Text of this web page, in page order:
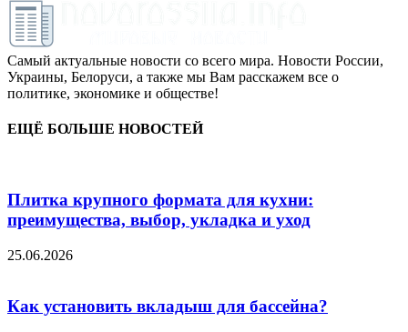
Самый актуальные новости со всего мира. Новости России,
Украины, Белоруси, а также мы Вам расскажем все о
политике, экономике и обществе!
ЕЩЁ БОЛЬШЕ НОВОСТЕЙ
Плитка крупного формата для кухни:
преимущества, выбор, укладка и уход
25.06.2026
Как установить вкладыш для бассейна?